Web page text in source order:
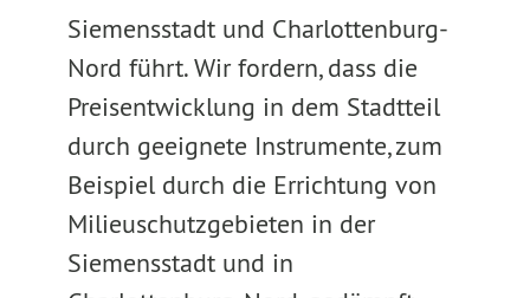
Siemensstadt und Charlottenburg-
Nord führt. Wir fordern, dass die
Preisentwicklung in dem Stadtteil
durch geeignete Instrumente, zum
Beispiel durch die Errichtung von
Milieuschutzgebieten in der
Siemensstadt und in